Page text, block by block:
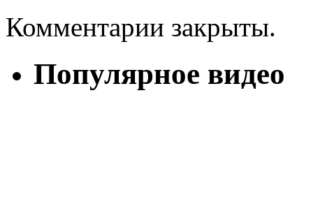
Комментарии закрыты.
Популярное видео